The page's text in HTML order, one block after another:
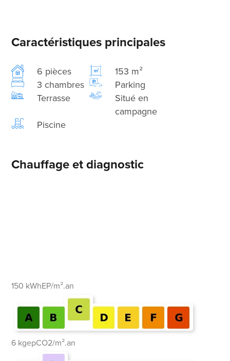
Caractéristiques principales
6 pièces
153 m²
3 chambres
Parking
Terrasse
Situé en
campagne
Piscine
Chauffage et diagnostic
150 kWhEP/m².an
6 kgepCO2/m².an